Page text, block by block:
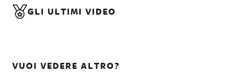
GLI ULTIMI VIDEO
VUOI VEDERE ALTRO?